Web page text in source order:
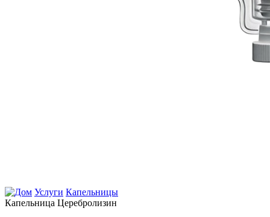
Услуги Капельницы
Капельница Церебролизин